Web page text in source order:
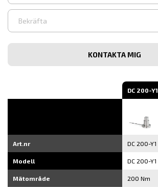
Ange
e-
Bekräfta
post
DC 200-Y1
Art.nr DC 200-Y1
Modell DC 200-Y1
Mätområde 200 Nm